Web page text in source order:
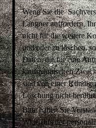
Wenn Sie die
Langnerauffordern,
nicht für die weitere
und/oder zu löschen,
Daten, die für eine
kaufmännischen
sind von einer
Löschung nicht
Bitte haben Sie
Widerrufs der